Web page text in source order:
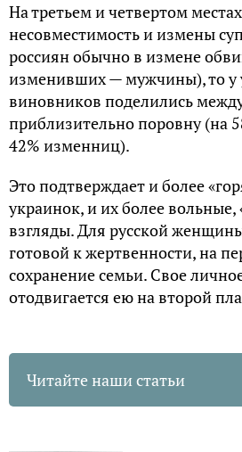
На третьем и четвертом
несовместимость и измены
россиян обычно в измене
изменивших — мужчины), то у
виновников поделились
приблизительно поровну (на
42% изменниц).
Это подтверждает и более
украинок, и их более
взгляды. Для русской
готовой к жертвенности, на
сохранение семьи. Свое
отодвигается ею на второй
Читайте наши статьи